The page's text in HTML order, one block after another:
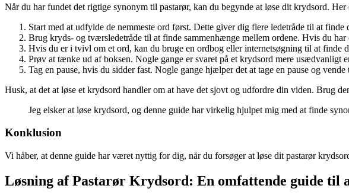
Når du har fundet det rigtige synonym til pastarør, kan du begynde at løse dit krydsord.
Start med at udfylde de nemmeste ord først. Dette giver dig flere ledetråde til at finde
Brug kryds- og tværsledetråde til at finde sammenhænge mellem ordene. Hvis du
Hvis du er i tvivl om et ord, kan du bruge en ordbog eller internetsøgning til at finde
Prøv at tænke ud af boksen. Nogle gange er svaret på et krydsord mere usædvanligt
Tag en pause, hvis du sidder fast. Nogle gange hjælper det at tage en pause og
Husk, at det at løse et krydsord handler om at have det sjovt og udfordre din viden. Brug
Jeg elsker at løse krydsord, og denne guide har virkelig hjulpet mig med at finde
Konklusion
Vi håber, at denne guide har været nyttig for dig, når du forsøger at løse dit pastarør
Løsning af Pastarør Krydsord: En omfattende guide til